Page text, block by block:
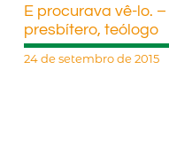
E procurava vê-lo.
presbítero, teólogo
24 de setembro de 2015